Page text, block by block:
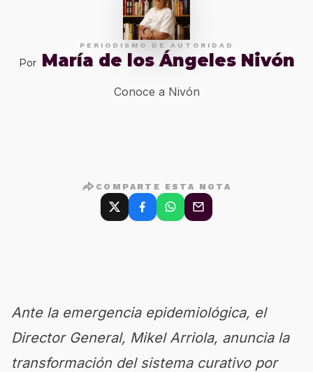
PERIODISMO DE AUTORIDAD
Por María de los Ángeles Nivón
Conoce a Nivón
COMPARTE ESTA NOTA
Ante la emergencia epidemiológica, el
Director General, Mikel Arriola, anuncia la
transformación del sistema curativo por